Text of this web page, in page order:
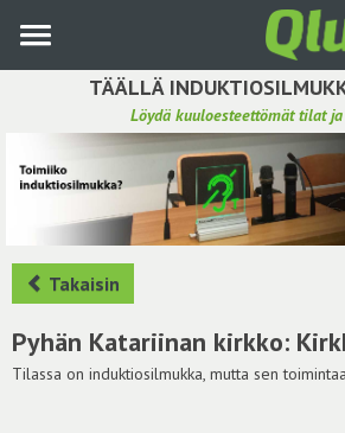
pääsisältöön
TÄÄLLÄ
Löydä kuuloesteettömät tilat
Etsi induktiosilmukka
Tee ehdotus ja vaikuta
Hae ehdotuksia
Käyttöohje
Yhteydenottopyyntö
Takaisin
Pyhän Katariinan kirkko:
Tilassa on induktiosilmukka, mutta sen